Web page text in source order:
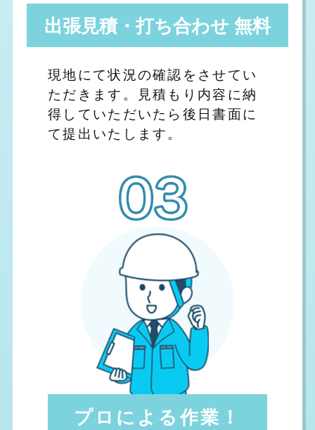
出張見積・打ち合わせ 無料
現地にて状況の確認をさせてい
ただきます。見積もり内容に納
得していただいたら後日書面に
て提出いたします。
プロによる作業！